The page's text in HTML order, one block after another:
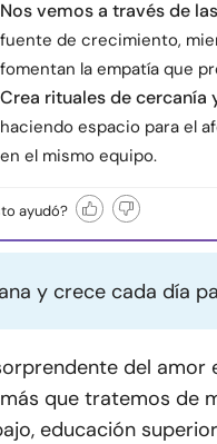
Nos vemos a través de
fuente de crecimiento,
fomentan la empatía que
Crea rituales de
haciendo espacio para el
en el mismo equipo.
ayudó?
y crece cada día
del amor
que tratemos de
educación